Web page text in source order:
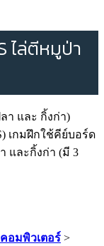
ไล่ตีหมูป่า
เกมฝึกใช้คีย์บอร์ด
และกิ้งก่า (มี 3
คอมพิวเตอร์ >